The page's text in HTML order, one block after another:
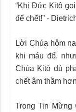
“Khi Đức Kitô
để chết!” -
Lời Chúa hôm
khi máu đổ,
Chúa Kitô dù
chết âm thầm
Trong Tin Mừng